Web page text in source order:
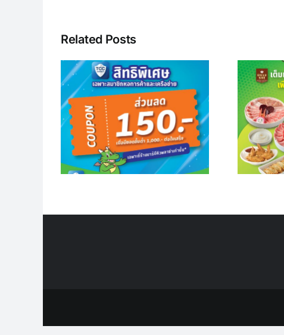
Related Posts
ฮีลใจหลังช้อป ด้วย
เต็มเตาหมูกระทะ